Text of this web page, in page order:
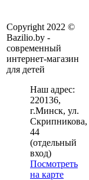
Copyright 2022 ©
Bazilio.by -
современный
интернет-магазин
для детей
Наш адрес:
220136,
г.Минск, ул.
Скрипникова,
44
(отдельный
вход)
Посмотреть
на карте